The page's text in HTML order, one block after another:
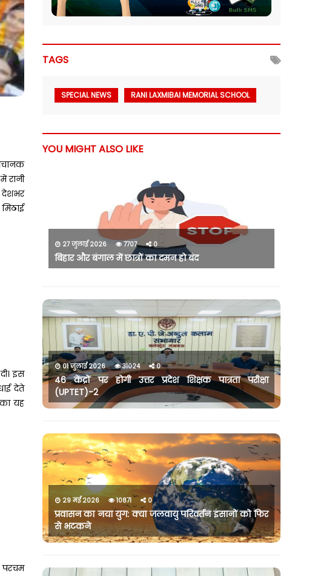
रानी
देशभर
इस
देते
यह
परचम
TAGS
SPECIAL NEWS RANI LAXMIBAI MEMORIAL SCHOOL
YOU MIGHT ALSO LIKE
27 जुलाई 2026 7707 0
बिहार और बंगाल में छात्रों का दमन हो बंद
01 जुलाई 2026 31024 0
46 केंद्रों पर होगी उत्तर प्रदेश शिक्षक पात्रता परीक्षा
(UPTET)-2
29 मई 2026 10871 0
प्रवासन का नया युग: क्या जलवायु परिवर्तन इंसानों को फिर
से भटकने